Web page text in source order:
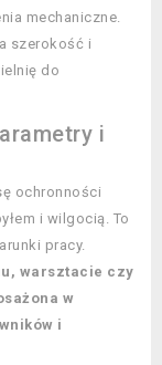
mechaniczne.
szerokość i
do
i
ochronności
i wilgocią. To
pracy.
warsztacie czy
w
i